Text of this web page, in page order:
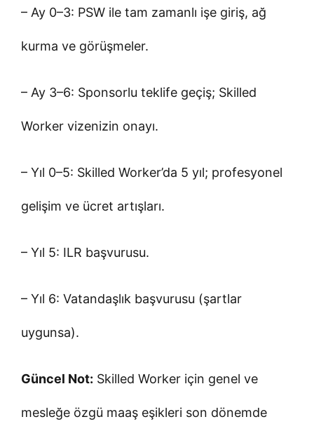
– Ay 0–3: PSW ile tam zamanlı işe giriş, ağ
kurma ve görüşmeler.
– Ay 3–6: Sponsorlu teklife geçiş; Skilled
Worker vizenizin onayı.
– Yıl 0–5: Skilled Worker’da 5 yıl; profesyonel
gelişim ve ücret artışları.
– Yıl 5: ILR başvurusu.
– Yıl 6: Vatandaşlık başvurusu (şartlar
uygunsa).
Güncel Not: Skilled Worker için genel ve
mesleğe özgü maaş eşikleri son dönemde